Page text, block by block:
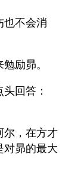
也不会消
励昴。
回答：
尔，在方才
对昴的最大